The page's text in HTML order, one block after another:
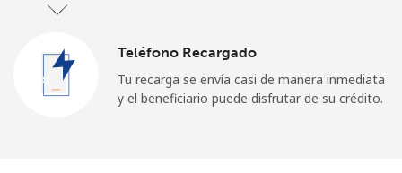
Teléfono Recargado
Tu recarga se envía casi de manera inmediata
y el beneficiario puede disfrutar de su crédito.